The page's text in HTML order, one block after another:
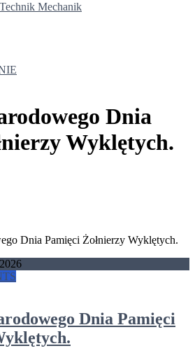
Technik Mechanik
Dnia
Wyklętych.
Dnia Pamięci Żołnierzy Wyklętych.
Dnia Pamięci